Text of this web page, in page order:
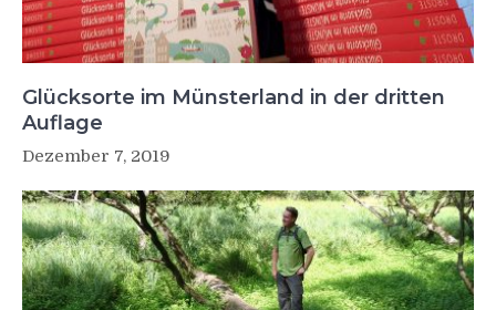
Glücksorte im Münsterland in der dritten
Auflage
Dezember 7, 2019